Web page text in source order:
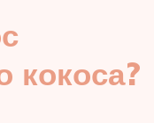
кокоса?